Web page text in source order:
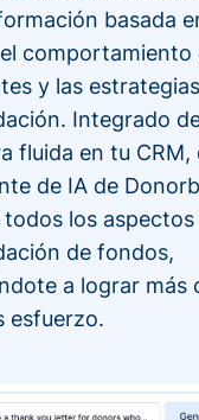
basada
comportamiento
y las
Integrado
fluida en tu CRM,
de IA de
todos los aspectos
de fondos,
a lograr más
esfuerzo.